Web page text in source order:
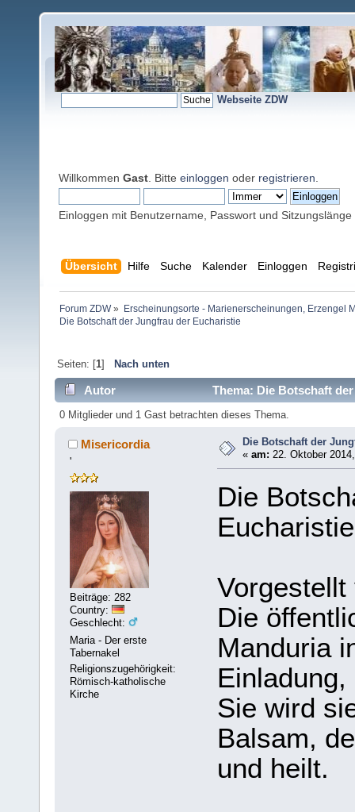
Webseite ZDW
Willkommen Gast . Bitte einloggen oder registrieren
Einloggen mit Benutzername, Passwort und Sitzungslänge
Übersicht Hilfe Suche Kalender Einloggen
Forum ZDW»
Erscheinungsorte - Marienerscheinungen, Erzengel
Die Botschaft der Jungfrau der Eucharistie
Seiten: [1] Nach unten
Autor Thema: Die Botschaft
0 Mitglieder und 1 Gast betrachten dieses Thema.
Misericordia
'
Beiträge: 282
Country:
Geschlecht:
Maria - Der erste
Tabernakel
Religionszugehörigkeit:
Römisch-katholische
Kirche
Die Botschaft der
«am: 22. Oktober
Die
Eucharistie
Die
Manduria
Sie wird
Balsam,
und heilt.